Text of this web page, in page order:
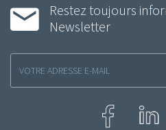
Restez toujours
Newsletter
la